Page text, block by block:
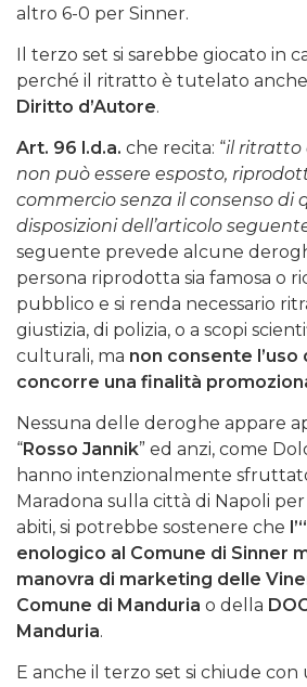
altro 6-0 per Sinner.
Il terzo set si sarebbe giocato in
perché il ritratto è tutelato anche
Diritto d’Autore.
Art. 96 l.d.a. che recita: “il ritratto
non può essere esposto,
commercio senza il consenso di
disposizioni dell’articolo
seguente prevede alcune
persona riprodotta sia famosa o
pubblico e si renda necessario
giustizia, di polizia, o a scopi
culturali, ma non consente l’uso
concorre una finalità
Nessuna delle deroghe appare
“Rosso Jannik” ed anzi, come
hanno intenzionalmente
Maradona sulla città di Napoli
abiti, si potrebbe sostenere che
enologico al Comune di Sinner
manovra di marketing delle
Comune di Manduria o della
Manduria.
E anche il terzo set si chiude